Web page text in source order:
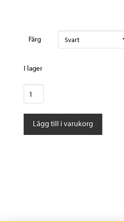
Färg
I lager
Marker
Duke
PT
Lägg till i varukorg